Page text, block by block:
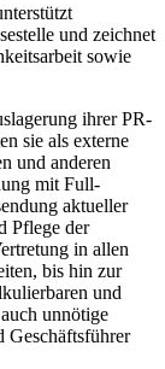
und zeichnet
sowie
ihrer PR-
sie als externe
und anderen
mit Full-
aktueller
Pflege der
in allen
bis hin zur
und
unnötige
Geschäftsführer